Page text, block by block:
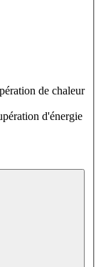
de chaleur
d'énergie
de parking